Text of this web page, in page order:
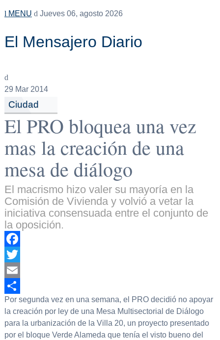
MENU Jueves 06, agosto 2026
El Mensajero Diario
29 Mar 2014
Ciudad
El PRO bloquea una vez
mas la creación de una
mesa de diálogo
El macrismo hizo valer su mayoría en la
Comisión de Vivienda y volvió a vetar la
iniciativa consensuada entre el conjunto de
la oposición.
Facebook
Twitter
Email
Compartir
Por segunda vez en una semana, el PRO decidió no apoyar
la creación por ley de una Mesa Multisectorial de Diálogo
para la urbanización de la Villa 20, un proyecto presentado
por el bloque Verde Alameda que tenía el visto bueno del